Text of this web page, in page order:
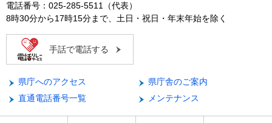
電話番号：025-285-5511（代表）
8時30分から17時15分まで、土日・祝日・年末年始を除く
手話で電話する
県庁へのアクセス
県庁舎のご案内
直通電話番号一覧
メンテナンス